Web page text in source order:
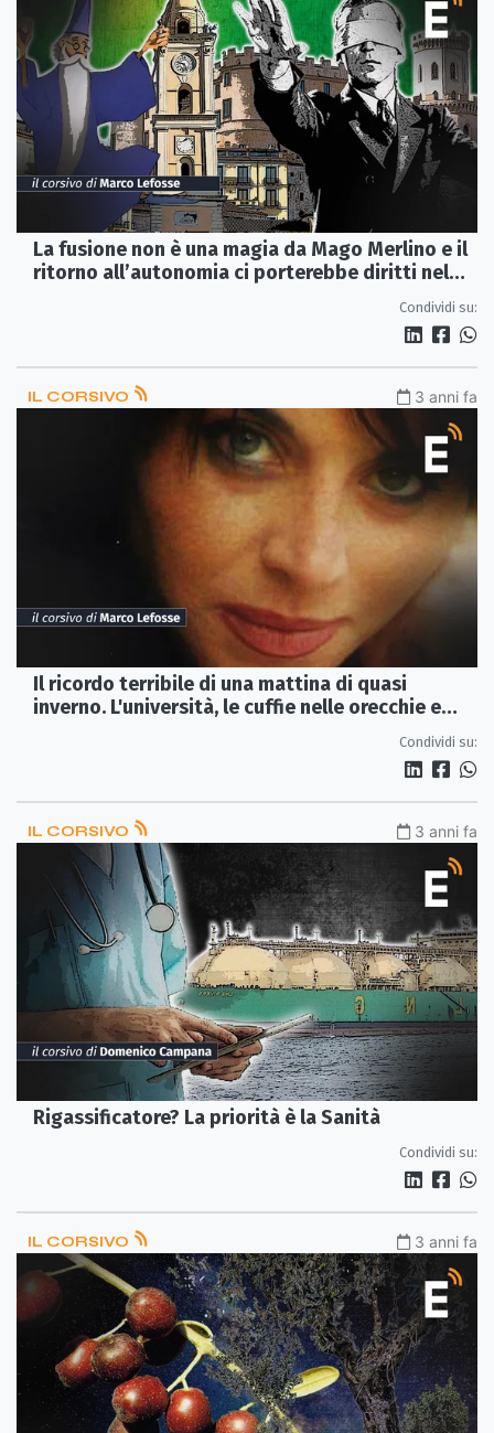
La fusione non è una magia da Mago Merlino e il
ritorno all’autonomia ci porterebbe diritti nel
Condividi su:
IL CORSIVO 3 anni fa
Il ricordo terribile di una mattina di quasi
inverno. L'università, le cuffie nelle orecchie e
Condividi su:
IL CORSIVO 3 anni fa
Rigassificatore? La priorità è la Sanità
Condividi su:
IL CORSIVO 3 anni fa